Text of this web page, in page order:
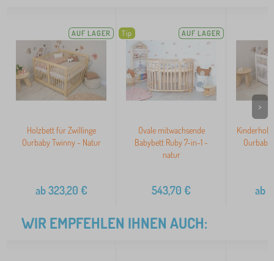
AUF LAGER
Holzbett für Zwillinge
Ourbaby Twinny - Natur
ab323,20 €
Tip AUF LAGER
Ovale mitwachsende
Babybett Ruby 7-in-1 -
natur
543,70 € ab
>
WIR EMPFEHLEN IHNEN AUCH: